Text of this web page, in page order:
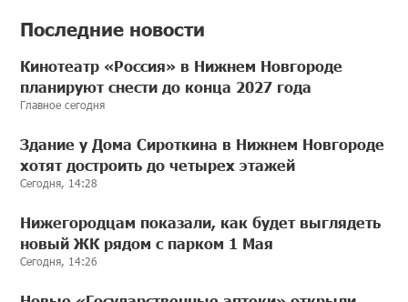
Последние новости
Кинотеатр «Россия» в Нижнем Новгороде
планируют снести до конца 2027 года
Главное сегодня
Здание у Дома Сироткина в Нижнем Новгороде
хотят достроить до четырех этажей
Сегодня, 14:28
Нижегородцам показали, как будет выглядеть
новый ЖК рядом с парком 1 Мая
Сегодня, 14:26